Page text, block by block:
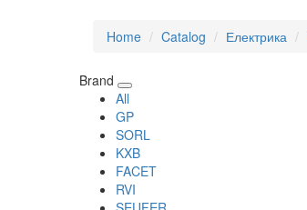
Home
Catalog Електрика
Brand
All
GP
SORL
KXB
FACET
RVI